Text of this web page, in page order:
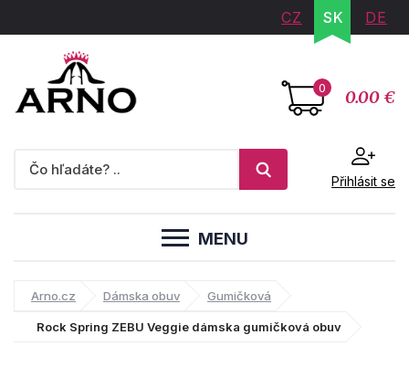
CZ SK DE
0 0.00 €
Přihlásit se
MENU
Arno.cz Dámska obuv Gumičková
Rock Spring ZEBU Veggie dámska gumičková obuv